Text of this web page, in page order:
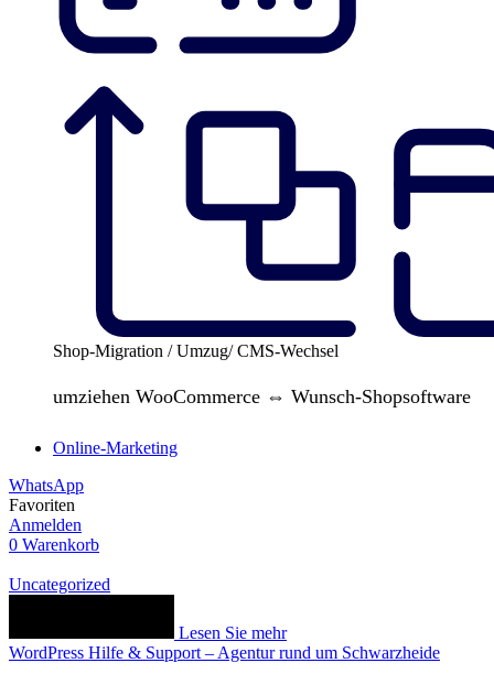
Shop-Migration / Umzug/ CMS-Wechsel
umziehen WooCommerce ⇔ Wunsch-Shopsoftware
Online-Marketing
WhatsApp
Favoriten
Anmelden
0 Warenkorb
Uncategorized
Lesen Sie mehr
WordPress Hilfe & Support – Agentur rund um Schwarzheide